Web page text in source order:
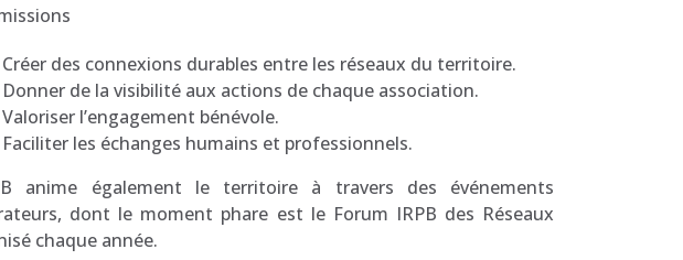
Créer des connexions durables entre les réseaux du territoire.
Donner de la visibilité aux actions de chaque association.
Valoriser l’engagement bénévole.
Faciliter les échanges humains et professionnels.
anime également le territoire à travers des événements
dont le moment phare est le Forum IRPB des Réseaux
chaque année.